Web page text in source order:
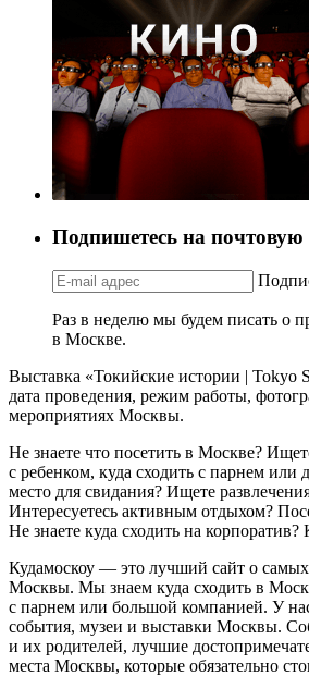
Подпишетесь на почтовую
Раз в неделю мы будем писать о
в Москве.
Выставка «Токийские истории | Tokyo
дата проведения, режим работы,
мероприятиях Москвы.
Не знаете что посетить в Москве?
с ребенком, куда сходить с парнем или
место для свидания? Ищете
Интересуетесь активным отдыхом?
Не знаете куда сходить на
Кудамоскоу — это лучший сайт о
Москвы. Мы знаем куда сходить в
с парнем или большой компанией. У
события, музеи и выставки Москвы.
и их родителей, лучшие
места Москвы, которые обязательно